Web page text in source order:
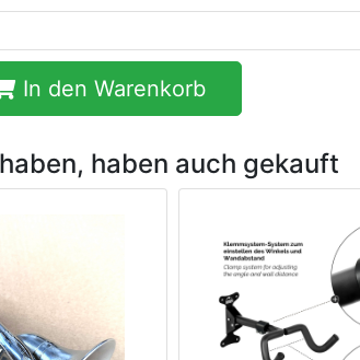
In den Warenkorb
haben auch gekauft